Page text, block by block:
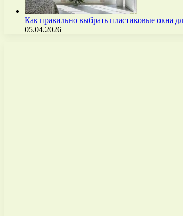
Как правильно выбрать пластиковые окна
05.04.2026